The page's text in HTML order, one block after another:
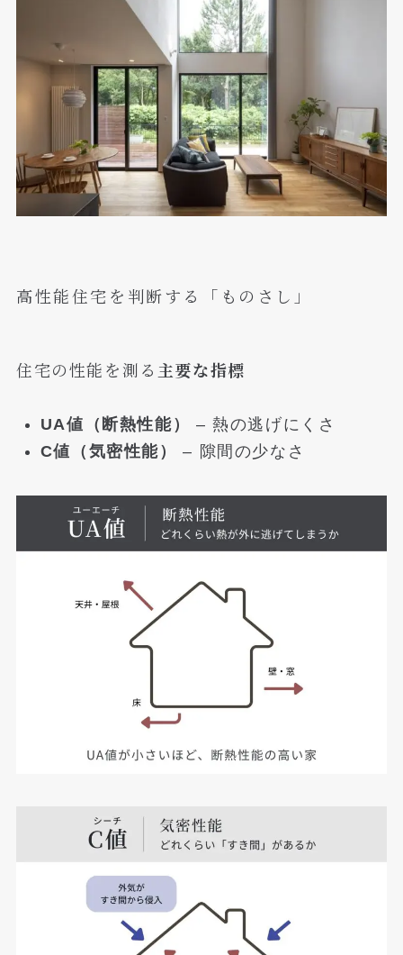
高性能住宅を判断する「ものさし」
住宅の性能を測る 主要な指標
UA値（断熱性能）
– 熱の逃げにくさ
C値（気密性能）
– 隙間の少なさ